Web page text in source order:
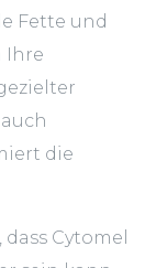
Fette und
Ihre
die
Cytomel